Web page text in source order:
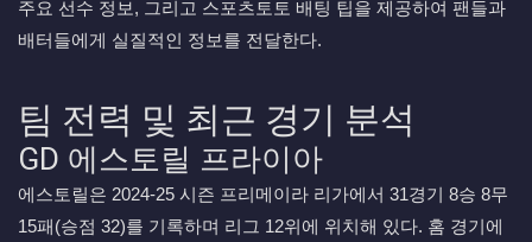
주요 선수 정보, 그리고 스포츠토토 배팅 팁을 제공하여 팬들과
배터들에게 실질적인 정보를 전달한다.
팀 전력 및 최근 경기 분석
GD 에스토릴 프라이아
에스토릴은 2024-25 시즌 프리메이라 리가에서 31경기 8승 8무
15패(승점 32)를 기록하며 리그 12위에 위치해 있다. 홈 경기에